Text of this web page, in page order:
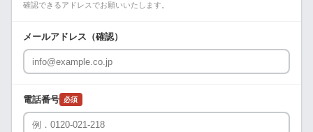
確認できるアドレスでお願いいたします。
メールアドレス（確認）
電話番号 必須